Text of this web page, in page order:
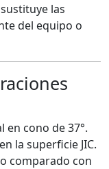
las
del equipo o
cono de 37°.
la superficie JIC.
comparado con